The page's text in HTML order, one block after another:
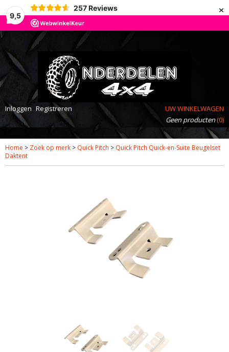
9,5
257 Reviews ×
Inloggen Registreren
UW WINKELWAGEN
Geen producten(0)
Home > Zoek op merk > Quick Pitch > Quick Pitch Quick-en-Suite Beugelset
Daktent